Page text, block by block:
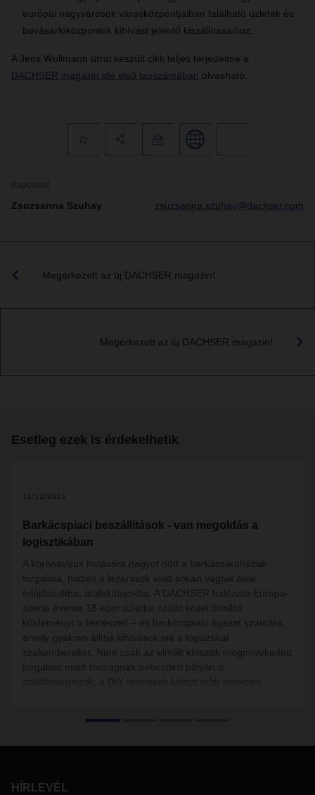
európai nagyvárosok városközpontjaiban található üzletek és
bevásárlóközpontok kihívást jelentő kiszállításaihoz.
A Jens Wollmann úrral készült cikk teljes terjedelme a
DACHSER magazin ide első lapszámában olvasható.
Kapcsolat
Zsuzsanna Szuhay zsuzsanna.szuhay@dachser.com
Megérkezett az új DACHSER magazin!
Megérkezett az új DACHSER magazin!
Esetleg ezek is érdekelhetik
11/12/2021
Barkácspiaci beszállítások - van megoldás a
logisztikában
A koronavírus hatására nagyot nőtt a barkácsáruházak
forgalma, hiszen a lezárások alatt sokan vágtak bele
felújításokba, átalakításokba. A DACHSER hálózata Európa-
szerte évente 18 ezer üzletbe szállít közel ötmillió
küldeményt a kertészeti – és barkácspiaci ágazat számára,
amely gyakran állítja kihívások elé a logisztikai
szakembereket. Nem csak az elmúlt időszak megnövekedett
forgalma miatt mozognak nehezített pályán a
HÍRLEVÉL